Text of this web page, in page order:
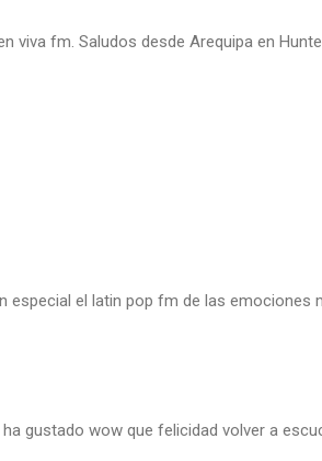
viva fm. Saludos desde Arequipa en
especial el latin pop fm de las emociones
gustado wow que felicidad volver a